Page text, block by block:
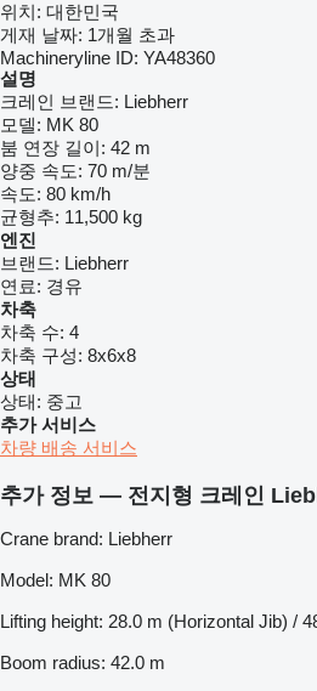
위치: 대한민국
게재 날짜: 1개월 초과
Machineryline ID: YA48360
설명
크레인 브랜드: Liebherr
모델: MK 80
붐 연장 길이: 42 m
양중 속도: 70 m/분
속도: 80 km/h
균형추: 11,500 kg
엔진
브랜드: Liebherr
연료: 경유
차축
차축 수: 4
차축 구성: 8x6x8
상태
상태: 중고
추가 서비스
차량 배송 서비스
추가 정보 — 전지형 크레인
Crane brand: Liebherr
Model: MK 80
Lifting height: 28.0 m (Horizontal Jib) /
Boom radius: 42.0 m